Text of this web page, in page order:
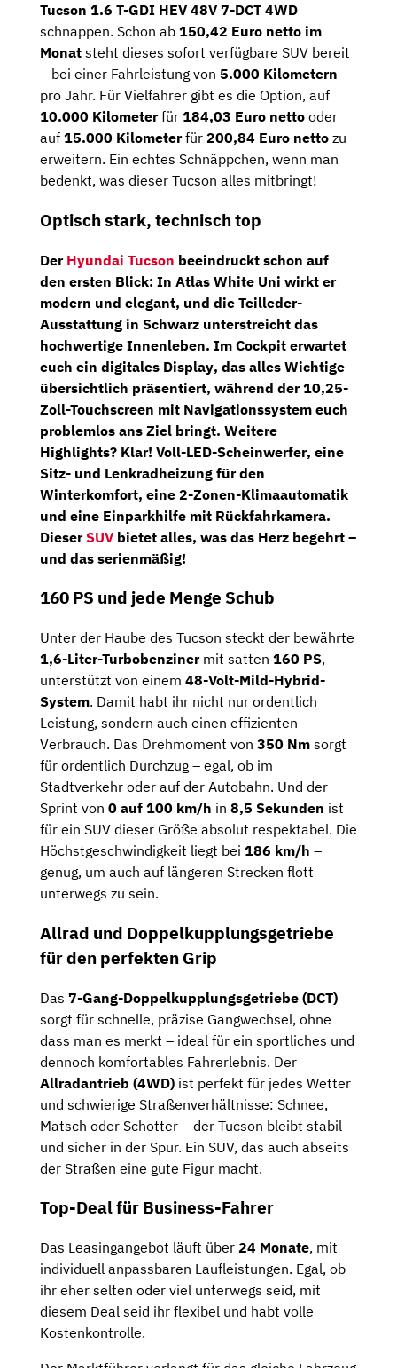
Tucson 1.6 T-GDI HEV 48V 7-DCT 4WD
schnappen. Schon ab 150,42 Euro netto im
Monat steht dieses sofort verfügbare SUV bereit
– bei einer Fahrleistung von 5.000 Kilometern
pro Jahr. Für Vielfahrer gibt es die Option, auf
10.000 Kilometerfür 184,03 Euro netto oder
auf 15.000 Kilometerfür 200,84 Euro netto zu
erweitern. Ein echtes Schnäppchen, wenn man
bedenkt, was dieser Tucson alles mitbringt!
Optisch stark, technisch top
Der Hyundai Tucson beeindruckt schon auf
den ersten Blick: In Atlas White Uni wirkt er
modern und elegant, und die Teilleder-
Ausstattung in Schwarz unterstreicht das
hochwertige Innenleben. Im Cockpit erwartet
euch ein digitales Display, das alles Wichtige
übersichtlich präsentiert, während der10,25-
Zoll-Touchscreen mit Navigationssystem euch
problemlos ans Ziel bringt. Weitere
Highlights? Klar! Voll-LED-Scheinwerfer, eine
Sitz- und Lenkradheizung für den
Winterkomfort, eine 2-Zonen-Klimaautomatik
und eine Einparkhilfe mit Rückfahrkamera.
DieserSUV bietet alles, was das Herz begehrt –
und das serienmäßig!
160 PS und jede Menge Schub
Unter der Haube des Tucson steckt der bewährte
1,6-Liter-Turbobenzinermit satten 160 PS,
unterstützt von einem 48-Volt-Mild-Hybrid-
System. Damit habt ihr nicht nur ordentlich
Leistung, sondern auch einen effizienten
Verbrauch. Das Drehmoment von 350 Nm sorgt
für ordentlich Durchzug – egal, ob im
Stadtverkehr oder auf der Autobahn. Und der
Sprint von 0 auf 100 km/h in 8,5 Sekunden ist
für ein SUV dieser Größe absolut respektabel. Die
Höchstgeschwindigkeit liegt bei 186 km/h –
genug, um auch auf längeren Strecken flott
unterwegs zu sein.
Allrad und Doppelkupplungsgetriebe
für den perfekten Grip
Das 7-Gang-Doppelkupplungsgetriebe (DCT)
sorgt für schnelle, präzise Gangwechsel, ohne
dass man es merkt – ideal für ein sportliches und
dennoch komfortables Fahrerlebnis. Der
Allradantrieb (4WD) ist perfekt für jedes Wetter
und schwierige Straßenverhältnisse: Schnee,
Matsch oder Schotter – der Tucson bleibt stabil
und sicher in der Spur. Ein SUV, das auch abseits
der Straßen eine gute Figur macht.
Top-Deal für Business-Fahrer
Das Leasingangebot läuft über 24 Monate, mit
individuell anpassbaren Laufleistungen. Egal, ob
ihr eher selten oder viel unterwegs seid, mit
diesem Deal seid ihr flexibel und habt volle
Kostenkontrolle.